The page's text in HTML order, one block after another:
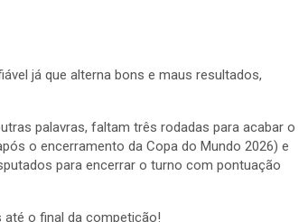
já que alterna bons e maus resultados,
palavras, faltam três rodadas para acabar o
o encerramento da Copa do Mundo 2026) e
para encerrar o turno com pontuação
até o final da competição!